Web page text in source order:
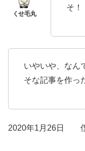
そ！
いやいや、なん
そな記事を作っ
2020年1月26日 僕